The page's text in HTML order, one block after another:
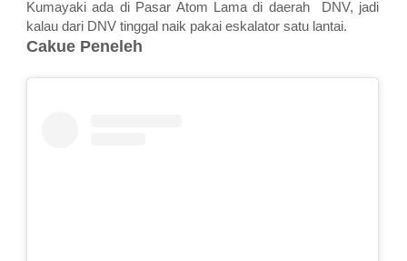
Kumayaki ada di Pasar Atom Lama di daerah
DNV, jadi
kalau dari DNV tinggal naik pakai eskalator satu lantai.
Cakue Peneleh